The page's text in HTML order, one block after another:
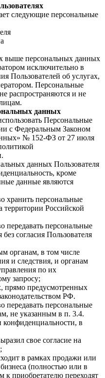
следующие персональные
выше персональных данных
исключительно в
Пользователей об услугах,
Персональные
распространяются и не
данных
Персональные
с Федеральным Законом
№ 152-ФЗ от 27 июля
данных Пользователя
кроме
данные являются
хранить персональные
территории Российской
передавать персональные
согласия Пользователя
органам, в том числе
и следствия, и органам
по их
запросу;
прямо предусмотренных
РФ.
передавать персональные
не указанным в п. 3.4.
в
свое согласие на
в рамках продажи или
(полностью или в
к приобретателю переходят